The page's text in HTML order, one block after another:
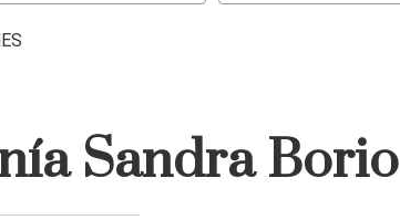
Sandra Borio